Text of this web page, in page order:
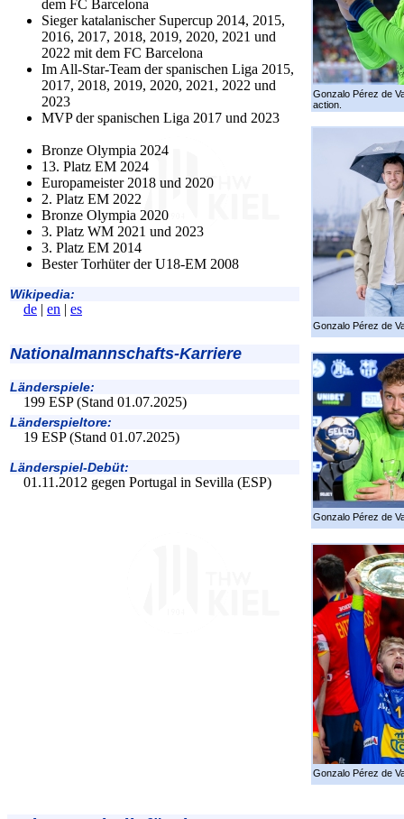
dem FC Barcelona
Sieger katalanischer Supercup 2014, 2015,
2016, 2017, 2018, 2019, 2020, 2021 und
2022 mit dem FC Barcelona
Im All-Star-Team der spanischen Liga 2015,
2017, 2018, 2019, 2020, 2021, 2022 und
2023
MVP der spanischen Liga 2017 und 2023
Bronze Olympia 2024
13. Platz EM 2024
Europameister 2018 und 2020
2. Platz EM 2022
Bronze Olympia 2020
3. Platz WM 2021 und 2023
3. Platz EM 2014
Bester Torhüter der U18-EM 2008
Wikipedia:
de | en | es
Nationalmannschafts-Karriere
Länderspiele:
199 ESP (Stand 01.07.2025)
Länderspieltore:
19 ESP (Stand 01.07.2025)
Länderspiel-Debüt:
01.11.2012 gegen Portugal in Sevilla (ESP)
Gonzalo Pérez de
action.
Gonzalo Pérez de
Gonzalo Pérez de
Gonzalo Pérez de